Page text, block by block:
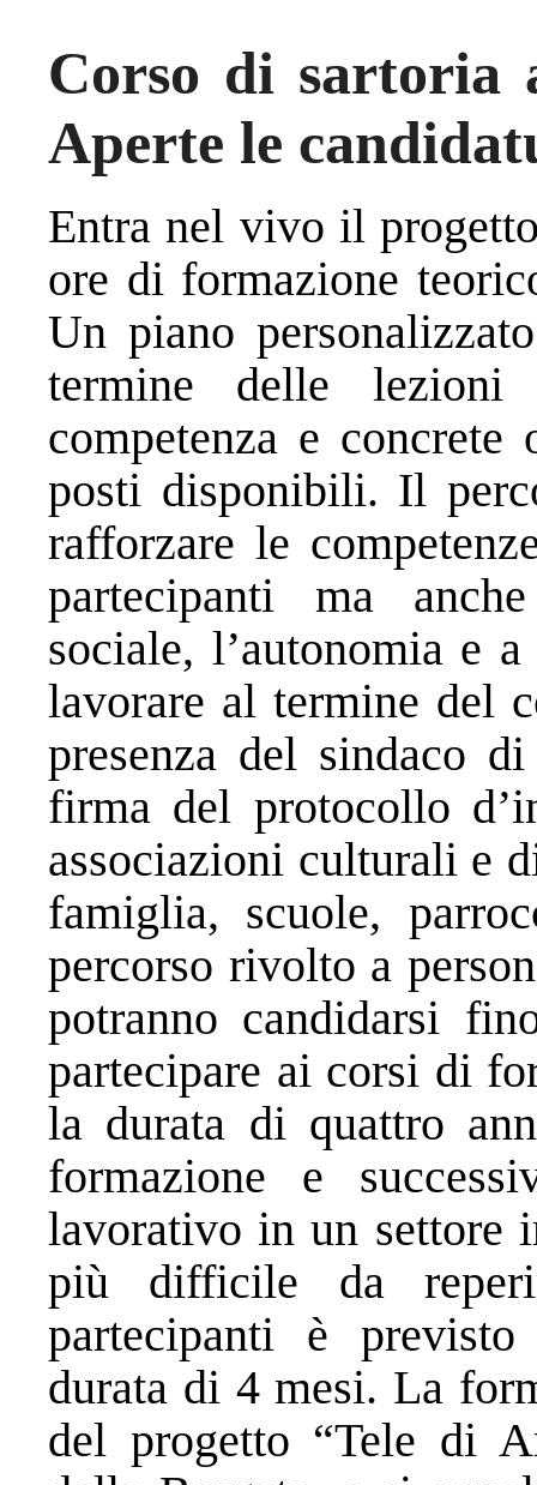
Corso di sartoria
Aperte le
Entra nel vivo il
ore di formazione
Un piano
termine delle lezioni
competenza e
posti disponibili. Il
rafforzare le
partecipanti ma
sociale, l’autonomia e
lavorare al termine del
presenza del sindaco
firma del protocollo
associazioni culturali e
famiglia, scuole,
percorso rivolto a
potranno candidarsi
partecipare ai corsi di
la durata di quattro
formazione e
lavorativo in un settore
più difficile da
partecipanti è
durata di 4 mesi. La
del progetto “Tele di